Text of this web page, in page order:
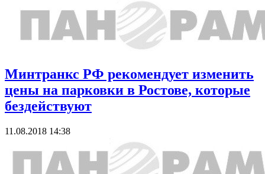
Минтранкс РФ рекомендует изменить
цены на парковки в Ростове, которые
бездействуют
11.08.2018 14:38